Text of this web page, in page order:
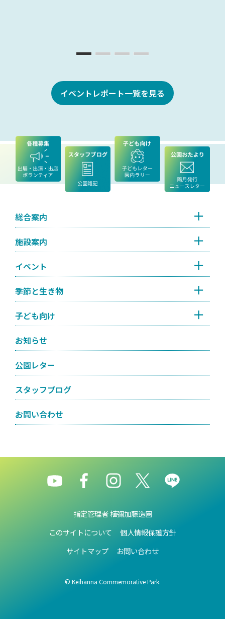
イベントレポート一覧を見る
総合案内
施設案内
イベント
季節と生き物
子ども向け
お知らせ
公園レター
スタッフブログ
お問い合わせ
指定管理者 植彌加藤造園
このサイトについて
個人情報保護方針
サイトマップ
お問い合わせ
© Keihanna Commemorative Park.